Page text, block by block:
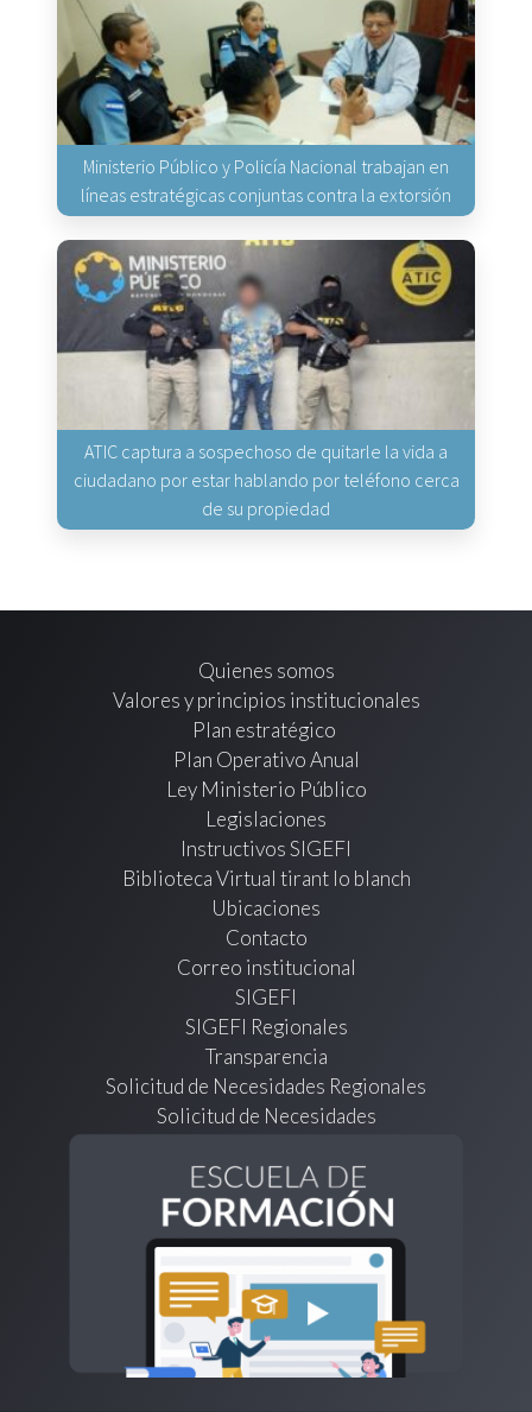
Ministerio Público y Policía Nacional trabajan en
líneas estratégicas conjuntas contra la extorsión
ATIC captura a sospechoso de quitarle la vida a
ciudadano por estar hablando por teléfono cerca
de su propiedad
Quienes somos
Valores y principios institucionales
Plan estratégico
Plan Operativo Anual
Ley Ministerio Público
Legislaciones
Instructivos SIGEFI
Biblioteca Virtual tirant lo blanch
Ubicaciones
Contacto
Correo institucional
SIGEFI
SIGEFI Regionales
Transparencia
Solicitud de Necesidades Regionales
Solicitud de Necesidades